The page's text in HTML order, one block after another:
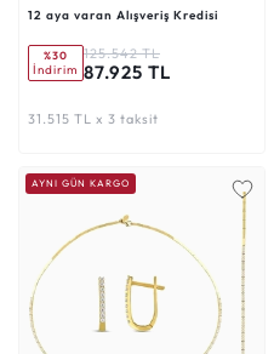
12 aya varan Alışveriş Kredisi
%30
İndirim
125.542 TL
87.925 TL
31.515 TL x 3 taksit
AYNI GÜN KARGO